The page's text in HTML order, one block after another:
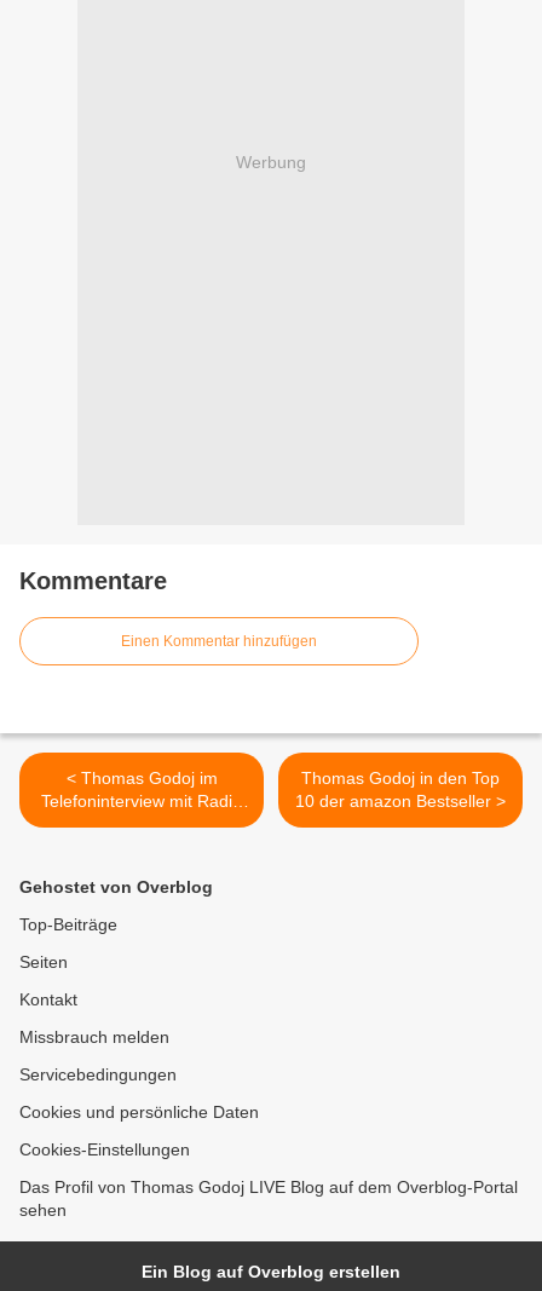
Werbung
Kommentare
Einen Kommentar hinzufügen
< Thomas Godoj im
Telefoninterview mit Radio
Salü
Thomas Godoj in den Top
10 der amazon Bestseller >
Gehostet von Overblog
Top-Beiträge
Seiten
Kontakt
Missbrauch melden
Servicebedingungen
Cookies und persönliche Daten
Cookies-Einstellungen
Das Profil von Thomas Godoj LIVE Blog auf dem Overblog-Portal
sehen
Ein Blog auf Overblog erstellen